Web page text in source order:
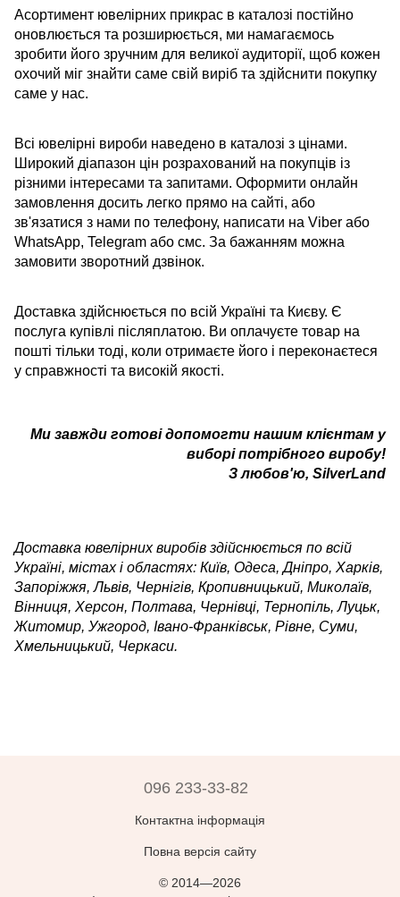
Асортимент ювелірних прикрас в каталозі постійно
оновлюється та розширюється, ми намагаємось
зробити його зручним для великої аудиторії, щоб кожен
охочий міг знайти саме свій виріб та здійснити покупку
саме у нас.
Всі ювелірні вироби наведено в каталозі з цінами.
Широкий діапазон цін розрахований на покупців із
різними інтересами та запитами. Оформити онлайн
замовлення досить легко прямо на сайті, або
зв'язатися з нами по телефону, написати на Viber або
WhatsApp, Telegram або смс. За бажанням можна
замовити зворотний дзвінок.
Доставка здійснюється по всій Україні та Києву. Є
послуга купівлі післяплатою. Ви оплачуєте товар на
пошті тільки тоді, коли отримаєте його і переконаєтеся
у справжності та високій якості.
Ми завжди готові допомогти нашим клієнтам у
виборі потрібного виробу!
З любов'ю, SilverLand
Доставка ювелірних виробів здійснюється по всій
Україні, містах і областях: Київ, Одеса, Дніпро, Харків,
Запоріжжя, Львів, Чернігів, Кропивницький, Миколаїв,
Вінниця, Херсон, Полтава, Чернівці, Тернопіль, Луцьк,
Житомир, Ужгород, Івано-Франківськ, Рівне, Суми,
Хмельницький, Черкаси.
096 233-33-82
Контактна інформація
Повна версія сайту
© 2014—2026